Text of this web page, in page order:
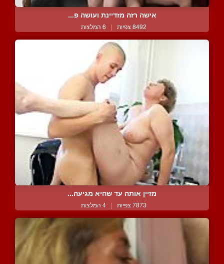
אישה רזה מזדיינת ועושה פ...
8492 צפיות | 6 המלצות
מזיין אותה עד שהיא מגיעה...
7873 צפיות | 4 המלצות